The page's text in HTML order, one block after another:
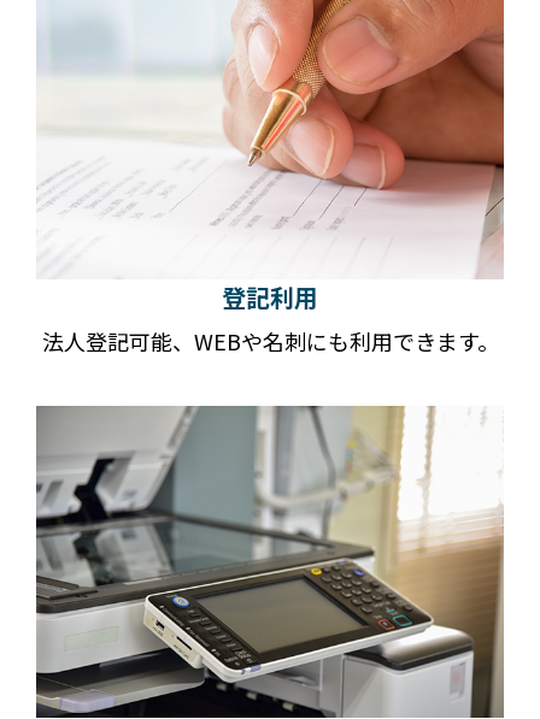
登記利用
法人登記可能、WEBや名刺にも利用できます。